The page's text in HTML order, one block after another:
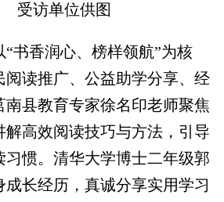
受访单位供图
香润心、榜样领航”为核
阅读推广、公益助学分享、经
南县教育专家徐名印老师聚焦
解高效阅读技巧与方法，引导
习惯。清华大学博士二年级郭
长经历，真诚分享实用学习